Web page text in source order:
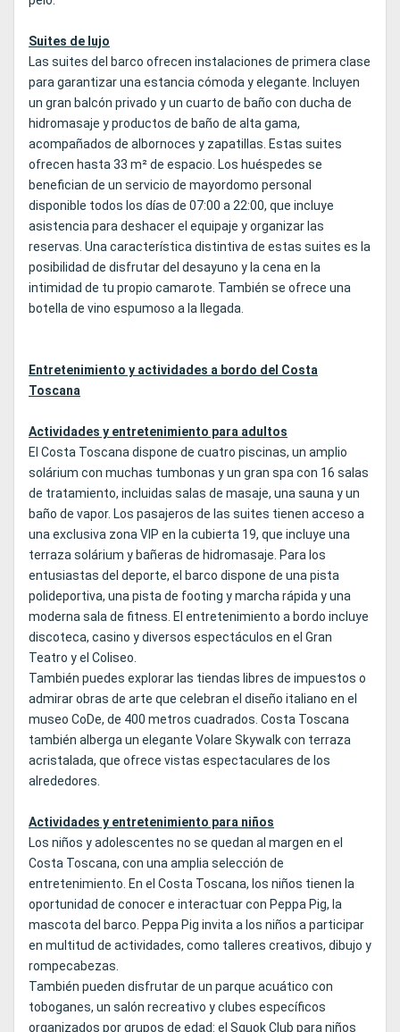
Suites de lujo
Las suites del barco ofrecen instalaciones de primera clase
para garantizar una estancia cómoda y elegante. Incluyen
un gran balcón privado y un cuarto de baño con ducha de
hidromasaje y productos de baño de alta gama,
acompañados de albornoces y zapatillas. Estas suites
ofrecen hasta 33 m² de espacio. Los huéspedes se
benefician de un servicio de mayordomo personal
disponible todos los días de 07:00 a 22:00, que incluye
asistencia para deshacer el equipaje y organizar las
reservas. Una característica distintiva de estas suites es la
posibilidad de disfrutar del desayuno y la cena en la
intimidad de tu propio camarote. También se ofrece una
botella de vino espumoso a la llegada.
Entretenimiento y actividades a bordo del Costa
Toscana
Actividades y entretenimiento para adultos
El Costa Toscana dispone de cuatro piscinas, un amplio
solárium con muchas tumbonas y un gran spa con 16 salas
de tratamiento, incluidas salas de masaje, una sauna y un
baño de vapor. Los pasajeros de las suites tienen acceso a
una exclusiva zona VIP en la cubierta 19, que incluye una
terraza solárium y bañeras de hidromasaje. Para los
entusiastas del deporte, el barco dispone de una pista
polideportiva, una pista de footing y marcha rápida y una
moderna sala de fitness. El entretenimiento a bordo incluye
discoteca, casino y diversos espectáculos en el Gran
Teatro y el Coliseo.
También puedes explorar las tiendas libres de impuestos o
admirar obras de arte que celebran el diseño italiano en el
museo CoDe, de 400 metros cuadrados. Costa Toscana
también alberga un elegante Volare Skywalk con terraza
acristalada, que ofrece vistas espectaculares de los
alrededores.
Actividades y entretenimiento para niños
Los niños y adolescentes no se quedan al margen en el
Costa Toscana, con una amplia selección de
entretenimiento. En el Costa Toscana, los niños tienen la
oportunidad de conocer e interactuar con Peppa Pig, la
mascota del barco. Peppa Pig invita a los niños a participar
en multitud de actividades, como talleres creativos, dibujo y
rompecabezas.
También pueden disfrutar de un parque acuático con
toboganes, un salón recreativo y clubes específicos
organizados por grupos de edad: el Squok Club para niños